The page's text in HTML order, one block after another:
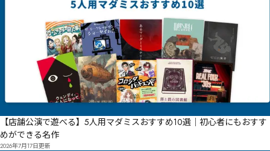
【店舗公演で遊べる】5人用マダミスおすすめ10選｜初心者にもおすす
めができる名作
2026年7月17日更新